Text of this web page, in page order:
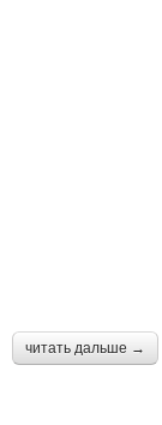
читать дальше →